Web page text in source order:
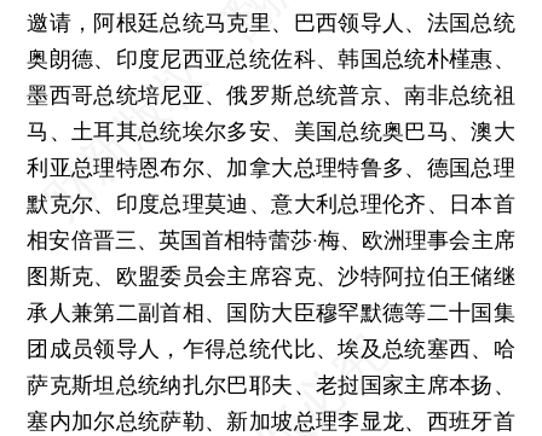
邀请，阿根廷总统马克里、巴西领导人、法国总统
奥朗德、印度尼西亚总统佐科、韩国总统朴槿惠、
墨西哥总统培尼亚、俄罗斯总统普京、南非总统祖
马、土耳其总统埃尔多安、美国总统奥巴马、澳大
利亚总理特恩布尔、加拿大总理特鲁多、德国总理
默克尔、印度总理莫迪、意大利总理伦齐、日本首
相安倍晋三、英国首相特蕾莎·梅、欧洲理事会主席
图斯克、欧盟委员会主席容克、沙特阿拉伯王储继
承人兼第二副首相、国防大臣穆罕默德等二十国集
团成员领导人，乍得总统代比、埃及总统塞西、哈
萨克斯坦总统纳扎尔巴耶夫、老挝国家主席本扬、
塞内加尔总统萨勒、新加坡总理李显龙、西班牙首